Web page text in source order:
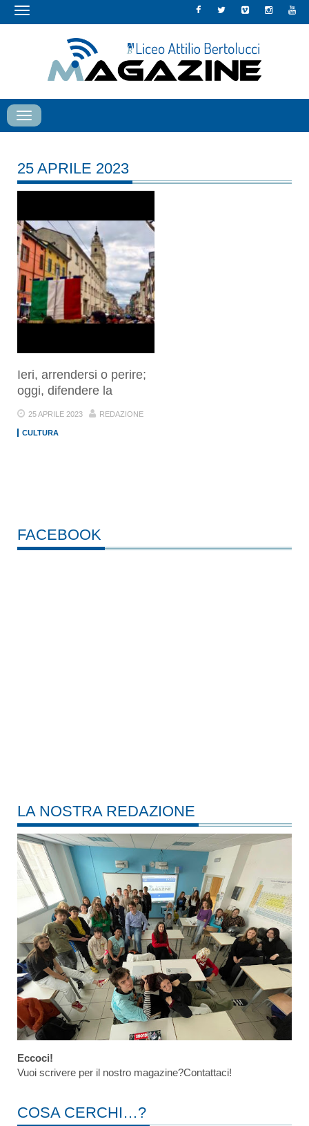
Toggle
Toggle
navigation
25 APRILE 2023
Ieri, arrendersi o perire;
oggi, difendere la
25 APRILE 2023 REDAZIONE
CULTURA
FACEBOOK
LA NOSTRA REDAZIONE
Eccoci!
Vuoi scrivere per il nostro magazine?Contattaci!
COSA CERCHI…?